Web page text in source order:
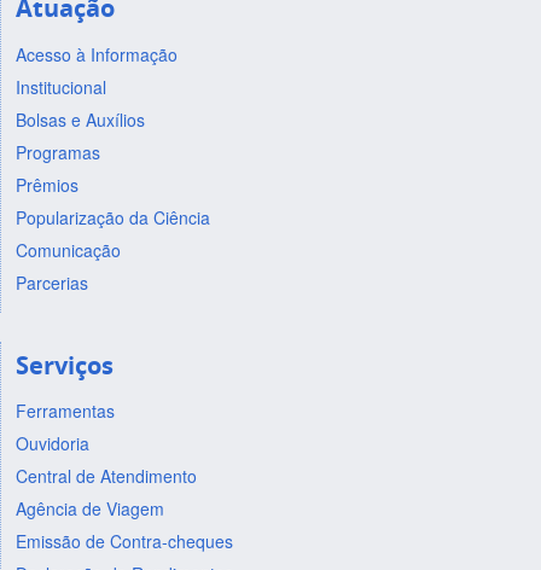
Atuação
Acesso à Informação
Institucional
Bolsas e Auxílios
Programas
Prêmios
Popularização da Ciência
Comunicação
Parcerias
Serviços
Ferramentas
Ouvidoria
Central de Atendimento
Agência de Viagem
Emissão de Contra-cheques